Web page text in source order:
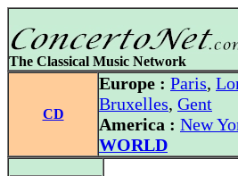
The Classical Music Network
CD
Europe : Paris,
Bruxelles, Gent
America : New
WORLD